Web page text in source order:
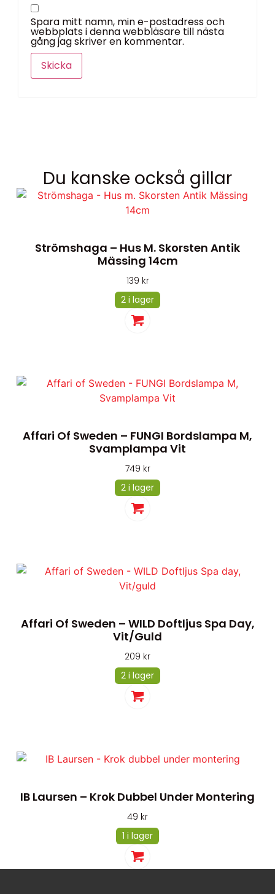
Spara mitt namn, min e-postadress och
webbplats i denna webbläsare till nästa
gång jag skriver en kommentar.
Du kanske också gillar
Strömshaga – Hus M. Skorsten Antik
Mässing 14cm
139 kr
2 i lager
Affari Of Sweden – FUNGI Bordslampa M,
Svamplampa Vit
749 kr
2 i lager
Affari Of Sweden – WILD Doftljus Spa Day,
Vit/guld
209 kr
2 i lager
IB Laursen – Krok Dubbel Under Montering
49 kr
1 i lager